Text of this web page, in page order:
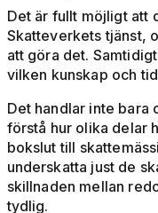
Det är fullt möjligt att
Skatteverkets tjänst,
att göra det.
vilken kunskap och
Det handlar inte bara
förstå hur olika delar
bokslut till
underskatta just de
skillnaden mellan
tydlig.